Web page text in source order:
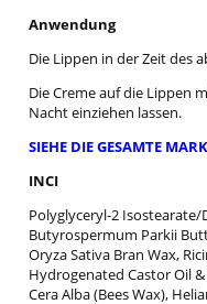
Anwendung
Die Lippen in der Zeit des
Die Creme auf die Lippen
Nacht einziehen lassen.
SIEHE DIE GESAMTE
INCI
Polyglyceryl-2
Butyrospermum Parkii
Oryza Sativa Bran Wax,
Hydrogenated Castor Oil
Cera Alba (Bees Wax),